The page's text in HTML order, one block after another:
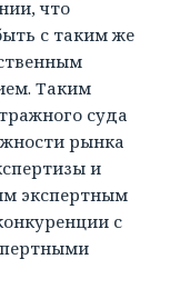
что
с таким же
Таким
суда
рынка
и
экспертным
с